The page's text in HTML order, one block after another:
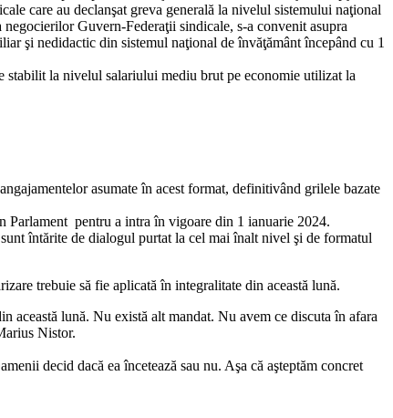
care au declanşat greva generală la nivelul sistemului naţional
Guvern-Federaţii sindicale, s-a convenit asupra
şi nedidactic din sistemul naţional de învăţământ începând cu 1
stabilit la nivelul salariului mediu brut pe economie utilizat la
asumate în acest format, definitivând grilele bazate
pentru a intra în vigoare din 1 ianuarie 2024.
întărite de dialogul purtat la cel mai înalt nivel şi de formatul
trebuie să fie aplicată în integralitate din această lună.
această lună. Nu există alt mandat. Nu avem ce discuta în afara
Nistor.
decid dacă ea încetează sau nu. Aşa că aşteptăm concret